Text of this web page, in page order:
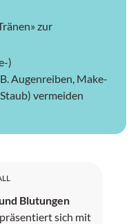
zur
)
Augenreiben, Make-
vermeiden
Blutungen
sich mit